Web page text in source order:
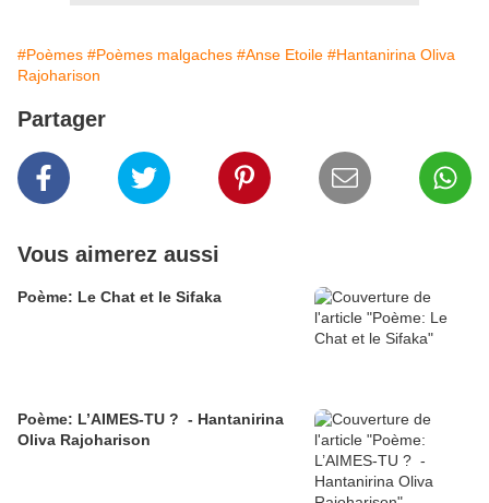
#Poèmes #Poèmes malgaches #Anse Etoile #Hantanirina Oliva
Rajoharison
Partager
Vous aimerez aussi
Poème: Le Chat et le Sifaka
Poème: L’AIMES-TU ? - Hantanirina
Oliva Rajoharison